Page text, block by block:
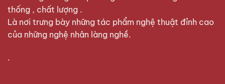
thống , chất lượng .
Là nơi trưng bày những tác phẩm nghệ thuật đỉnh cao
của những nghệ nhân làng nghề.
.